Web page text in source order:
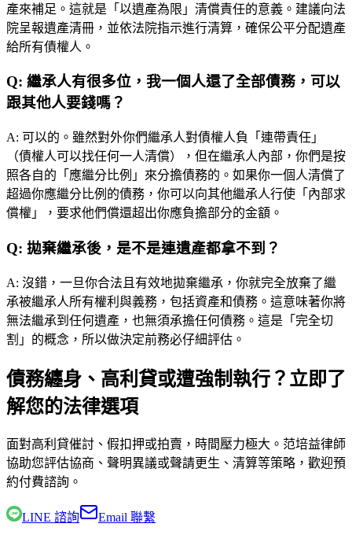
產來補足。這就是「以遺產為限」清償責任的意義。建議向法
院呈報遺產清冊，並依法院指示進行清算，確保公平分配遺產
給所有債權人。
Q: 繼承人有很多位，我一個人還了全部債務，可以
跟其他人要錢嗎？
A: 可以的。雖然對外你們繼承人對債權人負「連帶責任」
（債權人可以找任何一人清償），但在繼承人內部，你們是按
照各自的「應繼分比例」來分擔債務的。如果你一個人清償了
超過你應繼分比例的債務，你可以向其他繼承人行使「內部求
償權」，要求他們償還超出你應負擔部分的金額。
Q: 拋棄繼承後，是不是連遺產都拿不到？
A: 沒錯，一旦你合法且有效地拋棄繼承，你就完全放棄了繼
承被繼承人所有權利與義務，包括資產和債務。這意味著你將
無法繼承到任何遺產，也無須承擔任何債務。這是「完全切
割」的概念，所以做決定前務必仔細評估。
債務纏身、高利貸或遭強制執行？立即了
解您的法律選項
面對高利貸催討、假扣押或拍賣，時間壓力極大。 范培益律師
協助您評估協商、聲明異議或聲請更生、清算等策略，歡迎預
約付費諮詢。
LINE 諮詢 Email 聯繫